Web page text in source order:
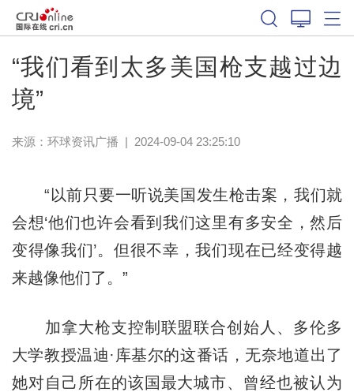
“我们看到太多美国枪支越过边
境”
来源： 环球资讯广播 | 2024-09-04 23:25:10
“以前只要一听说美国发生枪击案，我们就
会想‘他们也许会看到我们这里有多安全，然后
变得像我们’。但很不幸，我们现在已经变得越
来越像他们了。”
加拿大枪支控制联盟联合创始人、多伦多
大学教授温迪·库基尔的这番话，无奈地道出了
她对自己所在的该国最大城市、曾经也被认为